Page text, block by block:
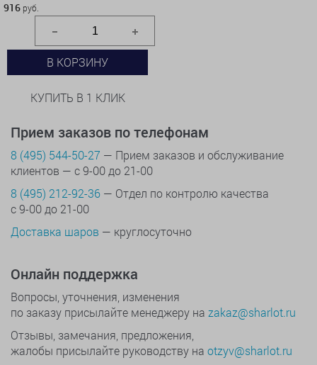
916 руб.
В КОРЗИНУ
КУПИТЬ В 1 КЛИК
Прием заказов по телефонам
8 (495) 544-50-27 — Прием заказов и обслуживание
клиентов — с 9-00 до 21-00
8 (495) 212-92-36 — Отдел по контролю качества
с 9-00 до 21-00
Доставка шаров — круглосуточно
Онлайн поддержка
Вопросы, уточнения, изменения
по заказу присылайте менеджеру на zakaz@sharlot.ru
Отзывы, замечания, предложения,
жалобы присылайте руководству на otzyv@sharlot.ru